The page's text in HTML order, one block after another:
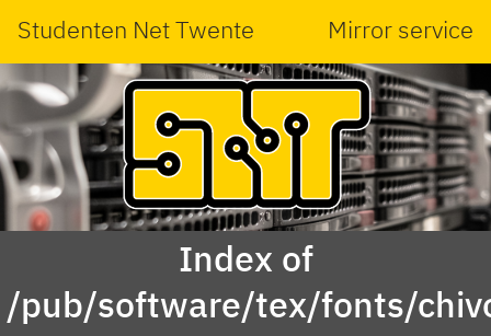
Studenten Net Twente Mirror service
Index of
/pub/software/tex/fonts/